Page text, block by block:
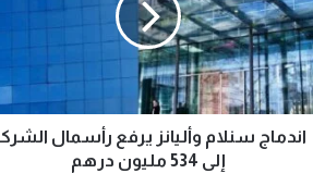
اندماج سنلام وأليانز يرفع رأسمال
إلى 534 مليون درهم